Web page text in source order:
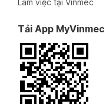
Làm việc tại Vinmec
Tải App MyVinmec